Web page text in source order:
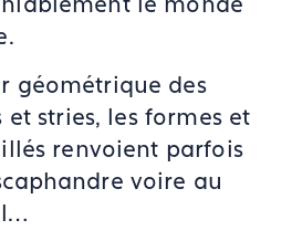
géométrique des
et stries, les formes et
renvoient parfois
voire au